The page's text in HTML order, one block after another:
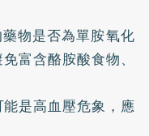
物是否為單胺氧化
富含酪胺酸食物、
是高血壓危象，應